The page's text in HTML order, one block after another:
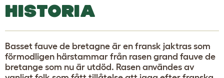
HISTORIA
Basset fauve de bretagne är en fransk jaktras som
förmodligen härstammar från rasen grand fauve de
bretange som nu är utdöd. Rasen användes av